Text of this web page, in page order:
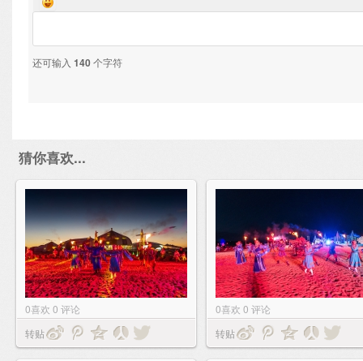
还可输入 140个字符
猜你喜欢...
0喜欢 0 评论
转贴
0喜欢 0 评论
转贴